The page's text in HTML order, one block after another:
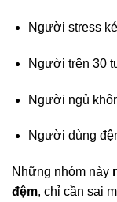
Người stress
Người trên 30
Người ngủ
Người dùng
Những nhóm này
đệm, chỉ cần sai